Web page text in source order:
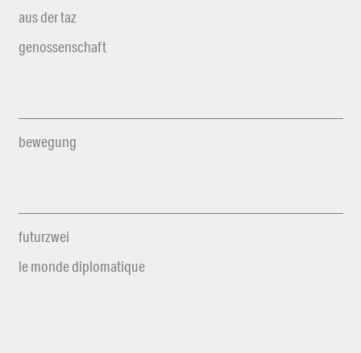
aus der taz
genossenschaft
bewegung
futurzwei
le monde diplomatique